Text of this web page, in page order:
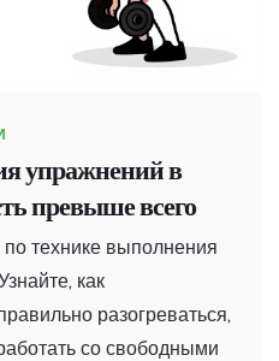
упражнений в
превыше всего
технике выполнения
как
разогреваться,
со свободными